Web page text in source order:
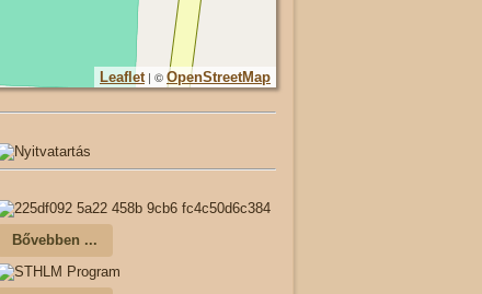
Leaflet | © OpenStreetMap
Bővebben ...